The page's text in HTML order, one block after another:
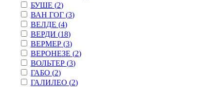
БУШЕ (2)
ВАН ГОГ (3)
ВЕЛДЕ (4)
ВЕРДИ (18)
ВЕРМЕР (3)
ВЕРОНЕЗЕ (2)
ВОЛЬТЕР (3)
ГАБО (2)
ГАЛИЛЕО (2)